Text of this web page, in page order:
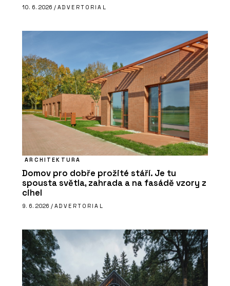
10. 6. 2026 / ADVERTORIAL
ARCHITEKTURA
Domov pro dobře prožité stáří. Je tu
spousta světla, zahrada a na fasádě vzory z
cihel
9. 6. 2026 / ADVERTORIAL